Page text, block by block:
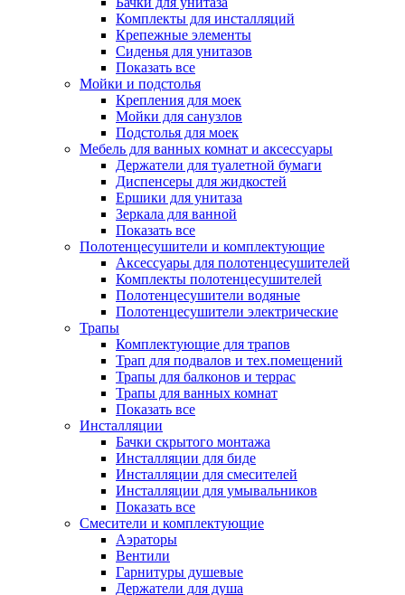
Комплекты для инсталляций
Крепежные элементы
Сиденья для унитазов
Показать все
Мойки и подстолья
Крепления для моек
Мойки для санузлов
Подстолья для моек
Мебель для ванных комнат и аксессуары
Держатели для туалетной бумаги
Диспенсеры для жидкостей
Ершики для унитаза
Зеркала для ванной
Показать все
Полотенцесушители и комплектующие
Аксессуары для полотенцесушителей
Комплекты полотенцесушителей
Полотенцесушители водяные
Полотенцесушители электрические
Трапы
Комплектующие для трапов
Трап для подвалов и тех.помещений
Трапы для балконов и террас
Трапы для ванных комнат
Показать все
Инсталляции
Бачки скрытого монтажа
Инсталляции для биде
Инсталляции для смесителей
Инсталляции для умывальников
Показать все
Смесители и комплектующие
Аэраторы
Вентили
Гарнитуры душевые
Держатели для душа